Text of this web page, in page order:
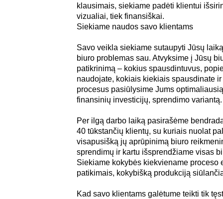
klausimais, siekiame padėti klientui
vizualiai, tiek finansiškai.
Siekiame naudos savo klientams
Savo veikla siekiame sutaupyti Jūsų
biuro problemas sau. Atvyksime į Jūsų
patikrinimą – kokius spausdintuvus,
naudojate, kokiais kiekiais spausdinate
procesus pasiūlysime Jums
finansinių investicijų, sprendimo variantą.
Per ilgą darbo laiką pasirašėme
40 tūkstančių klientų, su kuriais nuolat
visapusišką jų aprūpinimą biuro
sprendimų ir kartu išsprendžiame visas
Siekiame kokybės kiekviename proceso
patikimais, kokybišką produkciją
Kad savo klientams galėtume teikti tik